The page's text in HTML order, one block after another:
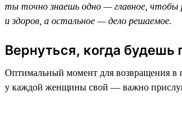
ты точно знаешь одно — главное, чтобы
и здоров, а остальное — дело решаемое.
Вернуться, когда будешь
Оптимальный момент для возвращения в
у каждой женщины свой — важно